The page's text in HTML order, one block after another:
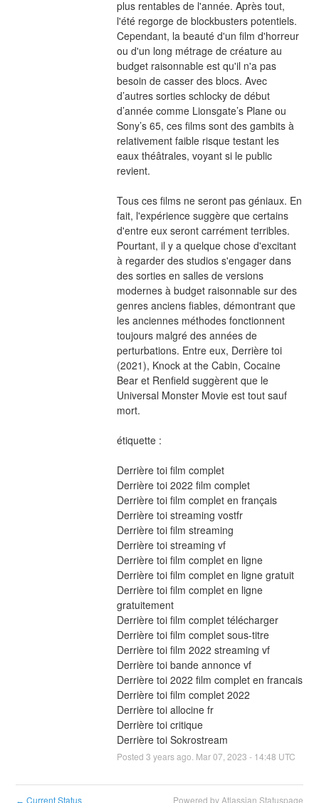
plus rentables de l'année. Après tout,
l'été regorge de blockbusters potentiels.
Cependant, la beauté d'un film d'horreur
ou d'un long métrage de créature au
budget raisonnable est qu'il n'a pas
besoin de casser des blocs. Avec
d’autres sorties schlocky de début
d’année comme Lionsgate’s Plane ou
Sony’s 65, ces films sont des gambits à
relativement faible risque testant les
eaux théâtrales, voyant si le public
revient.
Tous ces films ne seront pas géniaux. En
fait, l'expérience suggère que certains
d'entre eux seront carrément terribles.
Pourtant, il y a quelque chose d'excitant
à regarder des studios s'engager dans
des sorties en salles de versions
modernes à budget raisonnable sur des
genres anciens fiables, démontrant que
les anciennes méthodes fonctionnent
toujours malgré des années de
perturbations. Entre eux, Derrière toi
(2021), Knock at the Cabin, Cocaine
Bear et Renfield suggèrent que le
Universal Monster Movie est tout sauf
mort.
étiquette :
Derrière toi film complet
Derrière toi 2022 film complet
Derrière toi film complet en français
Derrière toi streaming vostfr
Derrière toi film streaming
Derrière toi streaming vf
Derrière toi film complet en ligne
Derrière toi film complet en ligne gratuit
Derrière toi film complet en ligne
gratuitement
Derrière toi film complet télécharger
Derrière toi film complet sous-titre
Derrière toi film 2022 streaming vf
Derrière toi bande annonce vf
Derrière toi 2022 film complet en francais
Derrière toi film complet 2022
Derrière toi allocine fr
Derrière toi critique
Derrière toi Sokrostream
Posted 3 years ago. Mar07 2023 - 14:48 UTC
← Current Status Powered by Atlassian Statuspage